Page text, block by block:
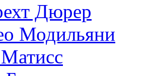
Дюрер
Модильяни